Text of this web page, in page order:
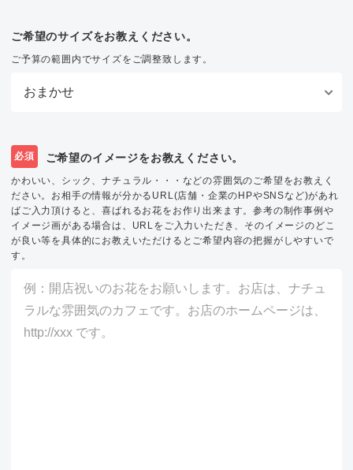
ご希望のサイズをお教えください。
ご予算の範囲内でサイズをご調整致します。
必須 ご希望のイメージをお教えください。
かわいい、シック、ナチュラル・・・などの雰囲気のご希望をお教えく
ださい。お相手の情報が分かるURL(店舗・企業のHPやSNSなど)があれ
ばご入力頂けると、喜ばれるお花をお作り出来ます。参考の制作事例や
イメージ画がある場合は、URLをご入力いただき、そのイメージのどこ
が良い等を具体的にお教えいただけるとご希望内容の把握がしやすいで
す。